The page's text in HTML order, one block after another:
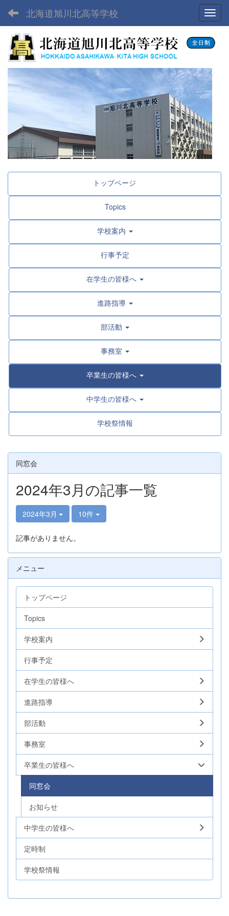
北海道旭川北高等学校
トップページ
Topics
学校案内
行事予定
在学生の皆様へ
進路指導
部活動
事務室
卒業生の皆様へ
中学生の皆様へ
学校祭情報
同窓会
2024年3月の記事一覧
2024年3月 10件
記事がありません。
メニュー
トップページ
Topics
学校案内
行事予定
在学生の皆様へ
進路指導
部活動
事務室
卒業生の皆様へ
同窓会
お知らせ
中学生の皆様へ
定時制
学校祭情報